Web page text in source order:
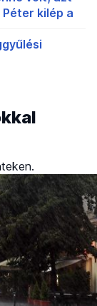
Péter kilép a